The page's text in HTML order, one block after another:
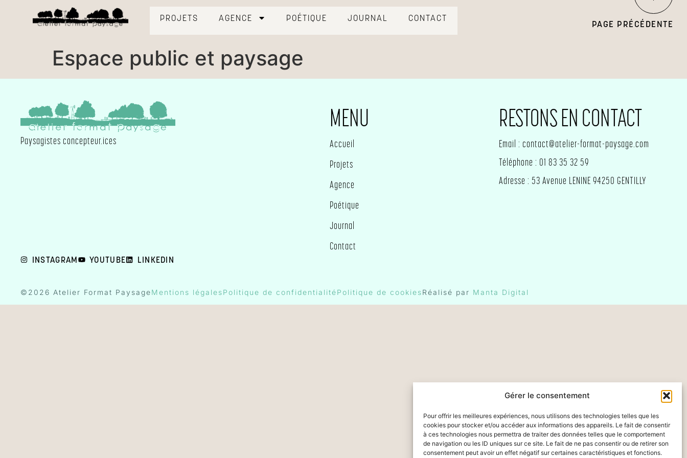
Gérer le consentement
Pour offrir les meilleures expériences, nous utilisons des technologies telles que les
cookies pour stocker et/ou accéder aux informations des appareils. Le fait de consentir
à ces technologies nous permettra de traiter des données telles que le comportement
de navigation ou les ID uniques sur ce site. Le fait de ne pas consentir ou de retirer son
consentement peut avoir un effet négatif sur certaines caractéristiques et fonctions.
PROJETS AGENCE POÉTIQUE JOURNAL CONTACT
Espace public et paysage
Paysagistes concepteur.ices
MENU
Accueil
Projets
Agence
Poétique
Journal
Contact
RESTONS EN CONTACT
Email : contact@atelier-format-paysage.com
Téléphone : 01 83 35 32 59
Adresse : 53 Avenue LENINE 94250 GENTILLY
INSTAGRAM YOUTUBE LINKEDIN
PAGE PRÉCÉDENTE
©2026 Atelier Format PaysageMentions légalesPolitique de confidentialitéPolitique de cookiesRéalisé par Manta Digital